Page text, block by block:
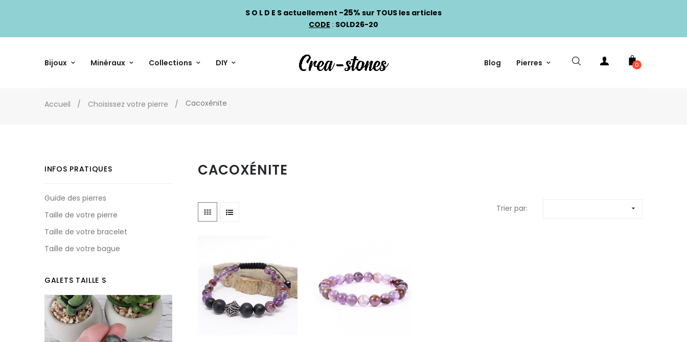
S O L D E S actuellement -25% sur TOUS les articles
CODE : SOLD26-20
Bijoux Minéraux Collections DIY Blog Pierres 0
Accueil Choisissez votre pierre Cacoxénite
INFOS PRATIQUES
Guide des pierres
Taille de votre pierre
Taille de votre bracelet
Taille de votre bague
GALETS TAILLE S
CACOXÉNITE
Trier par: 